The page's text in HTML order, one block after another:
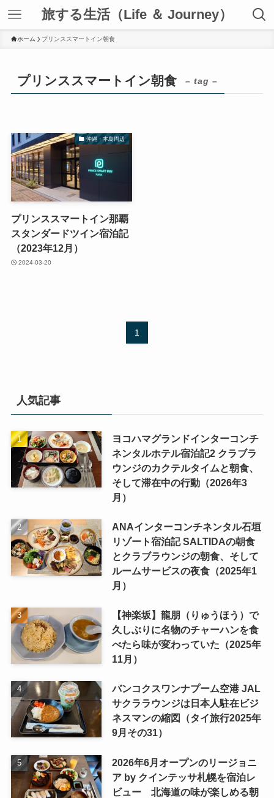
旅する生活（Life ＆ Journey）
ホーム プリンススマートイン朝食
プリンススマートイン朝食 – tag –
沖縄・本島周辺
プリンススマートイン那覇
スタンダードツイン宿泊記
（2023年12月）
2024-03-20
1
人気記事
ヨコハマグランドインターコンチ
ネンタルホテル宿泊記2 クラブラ
ウンジのカクテルタイムと朝食、
そして滞在中の行動（2026年3
月）
ANAインターコンチネンタル石垣
リゾート宿泊記 SALTIDAの朝食
とクラブラウンジの朝食、そして
ルームサービスの夜食（2025年1
月）
【神楽坂】龍朋（りゅうほう）で
久しぶりに名物のチャーハンを食
べたら味が変わっていた（2025年
11月）
バンコクスワンナプーム空港 JAL
サクララウンジは日本人駐在ビジ
ネスマンの縮図（タイ旅行2025年
9月その31）
2026年6月オープンのリージョニ
ア by クインテッサ札幌を宿泊レ
ビュー 北海道の味が楽しめる朝